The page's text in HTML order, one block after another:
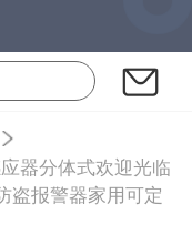
器分体式欢迎光临
盗报警器家用可定